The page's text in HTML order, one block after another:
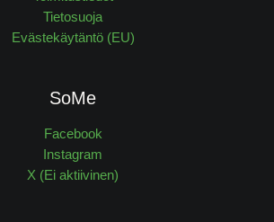
Tietosuoja
Evästekäytäntö (EU)
SoMe
Facebook
Instagram
X (Ei aktiivinen)